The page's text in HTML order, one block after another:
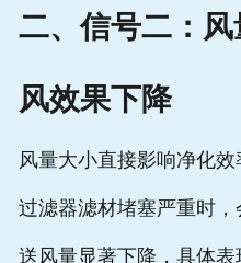
二、信号二：
风效果下降
风量大小直接影响净化
过滤器滤材堵塞严重时
送风量显著下降，具体表